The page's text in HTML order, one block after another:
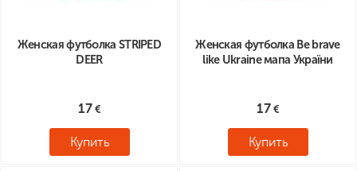
Женская футболка STRIPED
DEER
17
Купить
Женская футболка Be brave
like Ukraine мапа України
17
Купить